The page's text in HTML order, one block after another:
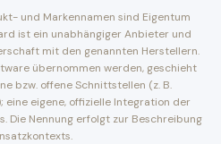
und Markennamen sind Eigentum
ist ein unabhängiger Anbieter und
mit den genannten Herstellern.
übernommen werden, geschieht
bzw. offene Schnittstellen (z. B.
eine eigene, offizielle Integration der
Die Nennung erfolgt zur Beschreibung